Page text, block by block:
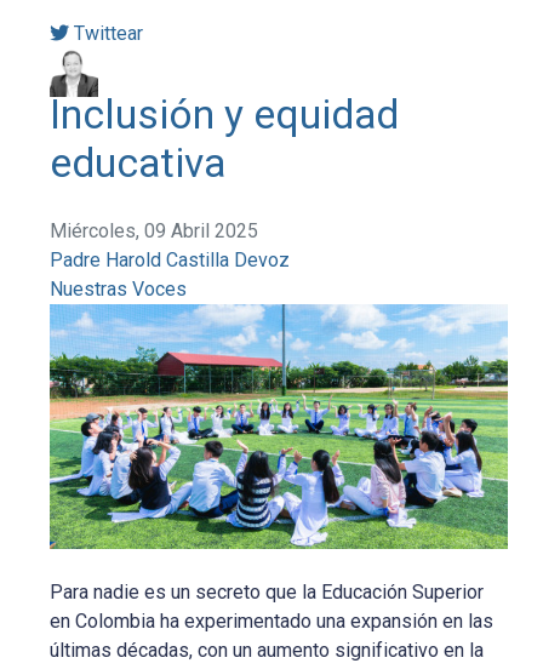
Twittear
Inclusión y equidad
educativa
Miércoles, 09 Abril 2025
Padre Harold Castilla Devoz
Nuestras Voces
Para nadie es un secreto que la Educación Superior
en Colombia ha experimentado una expansión en las
últimas décadas, con un aumento significativo en la